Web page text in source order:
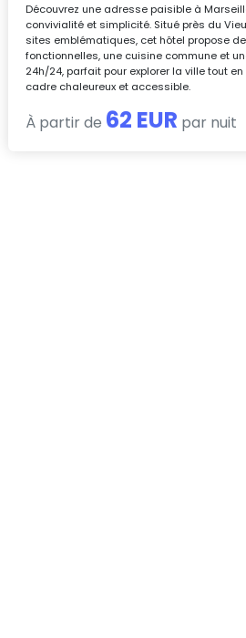
Découvrez une adresse paisible à
convivialité et simplicité. Situé près du
sites emblématiques, cet hôtel propose
fonctionnelles, une cuisine commune et
24h/24, parfait pour explorer la ville tout en
cadre chaleureux et accessible.
À partir de 62 EUR par nuit